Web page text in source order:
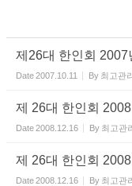
제26대 한인회 2007
Date2007.10.11 By 최고관
제 26대 한인회
Date2008.12.16 By 최고관
제 26대 한인회
Date2008.12.16 By 최고관